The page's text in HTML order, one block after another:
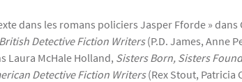
dans les romans policiers Jasper Fforde » dans
Detective Fiction Writers(P.D. James, Anne
Laura McHale Holland, Sisters Born, Sisters
Detective Fiction Writers(Rex Stout, Patricia